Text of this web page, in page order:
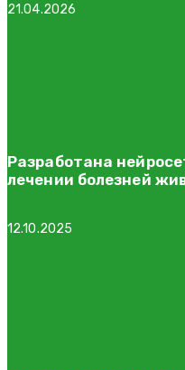
21.04.2026
Разработана
лечении болезней
12.10.2025